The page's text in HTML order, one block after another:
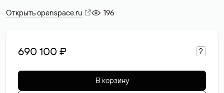
Открыть openspace.ru 196
690 100 ₽ ?
В корзину